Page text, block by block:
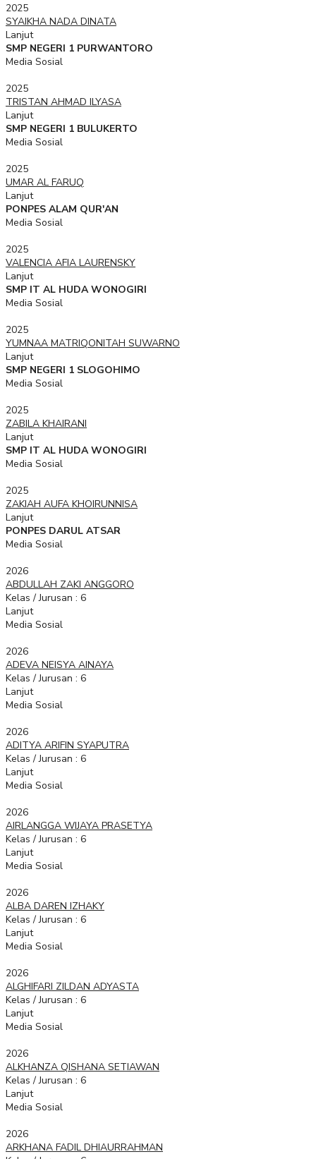
2025
SYAIKHA NADA DINATA
Lanjut
SMP NEGERI 1 PURWANTORO
Media Sosial
2025
TRISTAN AHMAD ILYASA
Lanjut
SMP NEGERI 1 BULUKERTO
Media Sosial
2025
UMAR AL FARUQ
Lanjut
PONPES ALAM QUR'AN
Media Sosial
2025
VALENCIA AFIA LAURENSKY
Lanjut
SMP IT AL HUDA WONOGIRI
Media Sosial
2025
YUMNAA MATRIQONITAH SUWARNO
Lanjut
SMP NEGERI 1 SLOGOHIMO
Media Sosial
2025
ZABILA KHAIRANI
Lanjut
SMP IT AL HUDA WONOGIRI
Media Sosial
2025
ZAKIAH AUFA KHOIRUNNISA
Lanjut
PONPES DARUL ATSAR
Media Sosial
2026
ABDULLAH ZAKI ANGGORO
Kelas / Jurusan : 6
Lanjut
Media Sosial
2026
ADEVA NEISYA AINAYA
Kelas / Jurusan : 6
Lanjut
Media Sosial
2026
ADITYA ARIFIN SYAPUTRA
Kelas / Jurusan : 6
Lanjut
Media Sosial
2026
AIRLANGGA WIJAYA PRASETYA
Kelas / Jurusan : 6
Lanjut
Media Sosial
2026
ALBA DAREN IZHAKY
Kelas / Jurusan : 6
Lanjut
Media Sosial
2026
ALGHIFARI ZILDAN ADYASTA
Kelas / Jurusan : 6
Lanjut
Media Sosial
2026
ALKHANZA QISHANA SETIAWAN
Kelas / Jurusan : 6
Lanjut
Media Sosial
2026
ARKHANA FADIL DHIAURRAHMAN